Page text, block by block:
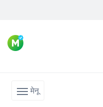
मेनू